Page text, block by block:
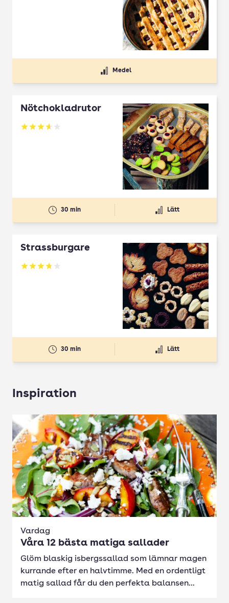
Medel
Nötchokladrutor
Betyg: 3.65 av 5
30 min Lätt
Strassburgare
Betyg: 3.78 av 5
30 min Lätt
Inspiration
Vardag
Våra 12 bästa matiga sallader
Glöm blaskig isbergssallad som lämnar magen
kurrande efter en halvtimme. Med en ordentligt
matig sallad får du den perfekta balansen...